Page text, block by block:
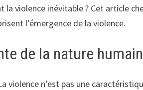
violence inévitable ? Cet article
l’émergence de la violence.
de la nature
violence n’est pas une